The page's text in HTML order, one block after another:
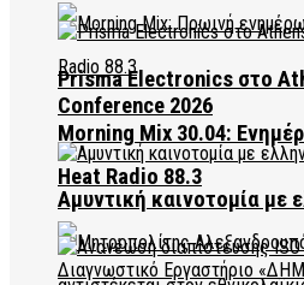
Morning Mix 30.04:
Heat Radio 88.3
Prisma Electronics στο
Conference 2026
Αμυντική καινοτομία με